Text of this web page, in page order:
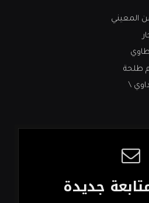
المعيني
طلحة
\
جديدة